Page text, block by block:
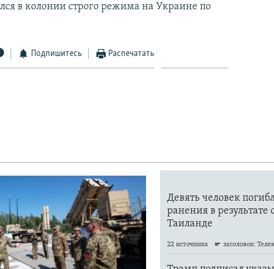
в колонии строго режима на Украине по
Подпишитесь Распечатать